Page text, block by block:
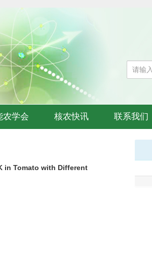
农学会 核农快讯 联系我们
in Tomato with Different